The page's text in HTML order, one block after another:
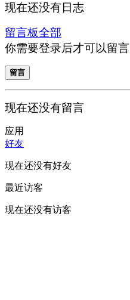
现在还没有日志
留言板全部
你需要登录后才可以留言
留言
现在还没有留言
应用
好友
现在还没有好友
最近访客
现在还没有访客